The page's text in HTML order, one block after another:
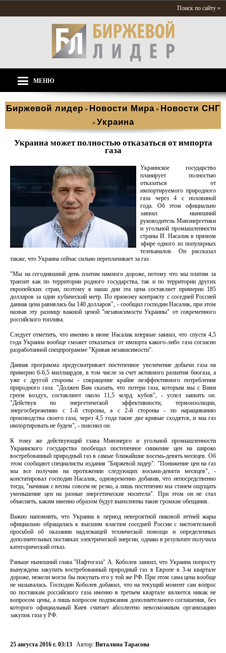
Поиск по сайту »
МЕНЮ
Биржевой лидер » Новости Мира » Новости СНГ
» Украина
Украина может полностью отказаться от импорта
газа
Украинское государство
планирует полностью
отказаться от
импортируемого природного
газа через 4 с половиной
года. Об этом официально
заявил нынешний
руководитель Минэнергетики
и угольной промышленности
страны И. Насалик в прямом
эфире одного из популярных
телеканалов. Он рассказал
также, что Украина сейчас сильно переплачивает за газ.
"Мы на сегодняшний день платим намного дороже, потому что мы платим за
транзит как по территории родного государства, так и по территории других
европейских стран, поэтому в наши дни эта цена составляет примерно 185
долларов за один кубический метр. По прямому контракту с соседней Россией
данная цена равнялась бы 140 долларов", - сообщил господин Насалик, при этом
назвав эту разницу важной ценой "независимости Украины" от современного
российского топлива.
Следует отметить, что именно в июне Насалик впервые заявил, что спустя 4,5
года Украина вообще сможет отказаться от импорта какого-либо газа согласно
разработанной спецпрограмме "Кривая независимости".
Данная программа предусматривает постепенное увеличение добычи газа на
примерно 6-6,5 миллиардов, в том числе за счет активного развития биогаза, а
уже с другой стороны - сокращение крайне неэффективного потребления
природного газа. "Должен Вам сказать, что потери газа, которым мы с Вами
греем воздух, составляют около 11,5 млрд. кубов", - успел заявить он.
"Действуя по энергетической эффективности, термоизоляции,
энергосбережению с 1-й стороны, а с 2-й стороны - по наращиванию
производства своего газа, через 4,5 года такие две кривые сходятся, и мы газ
импортировать не будем", - пояснил он.
К тому же действующий глава Минэнерго и угольной промышленности
Украинского государства пообещал постепенное снижение цен на широко
востребованный природный газ в самые ближайшие восемь-девять месяцев. Об
этом сообщают специалисты издания "Биржевой лидер". "Понижение цен на газ
мы все получим на протяжении следующих восьми-девяти месяцев", -
констатировал господин Насалик, одновременно добавив, что непосредственно
тогда, "начиная с весны совсем не резко, а лишь постепенно мы станем ощущать
уменьшение цен на разные энергетические носители". При этом он не стал
объяснять, каким именно образом будут выполнены такие громкие обещания.
Важно напомнить, что Украина в период невероятной пиковой летней жары
официально обращалась к высшим властям соседней России с настоятельной
просьбой об оказании надлежащей технической помощи и определенных
дополнительных поставках электрической энергии, однако в результате получила
категорический отказ.
Раньше нынешний глава "Нафтогаза" А. Коболев заявил, что Украина попросту
вынуждена закупать востребованный природный газ в Европе в 3-м квартале
дороже, нежели могла бы покупать его у той же РФ. При этом сама цена вообще
не называлась. Господин Коболев добавил, что на текущий момент сам вопрос
по поставкам российского газа именно в третьем квартале является никак не
вопросом цены, а лишь вопросом подписания дополнительного соглашения, без
которого официальный Киев считает абсолютно невозможным организацию
закупок газа у РФ.
25 августа 2016 г. 03:13 Автор: Виталина Тарасова